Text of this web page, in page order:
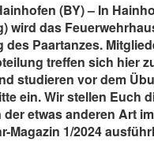
(BY) – In
wird das
des Paartanzes.
treffen sich hier
studieren vor dem
ein. Wir stellen Euch
der etwas anderen Art
Magazin 1/2024